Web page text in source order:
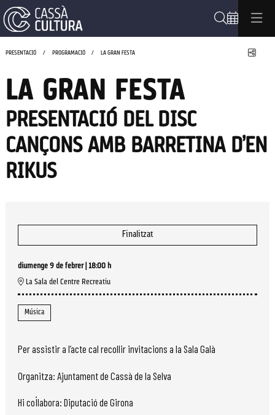
PRESENTACIÓ PROGRAMACIÓ LA GRAN FESTA
LA GRAN FESTA
PRESENTACIÓ DEL DISC
CANÇONS AMB BARRETINA D’EN
RIKUS
Finalitzat
diumenge 9 de febrer| 18:00 h
La Sala del Centre Recreatiu
Música
Per assistir a l’acte cal recollir invitacions a la Sala Galà
Organitza: Ajuntament de Cassà de la Selva
Hi col·labora: Diputació de Girona